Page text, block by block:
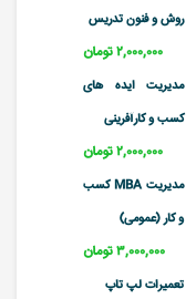
روش و فنون تدریس
۲,۰۰۰,۰۰۰ تومان
مدیریت ایده های
کسب و کارآفرینی
۲,۰۰۰,۰۰۰ تومان
مدیریت MBA کسب
و کار (عمومی)
۳,۰۰۰,۰۰۰ تومان
تعمیرات لپ تاپ